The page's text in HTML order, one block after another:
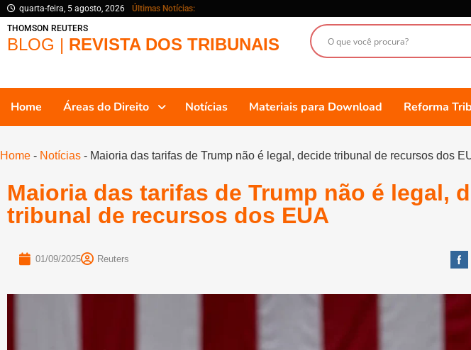
quarta-feira, 5 agosto, 2026
Últimas Notícias:
THOMSON REUTERS
BLOG | REVISTA DOS TRIBUNAIS
Home Áreas do Direito Notícias Materiais para Download Reforma
Home - Notícias - Maioria das tarifas de Trump não é legal, decide tribunal de recursos dos
Maioria das tarifas de Trump não é legal,
tribunal de recursos dos EUA
01/09/2025 Reuters